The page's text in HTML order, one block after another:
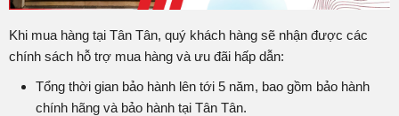
Khi mua hàng tại Tân Tân, quý khách hàng sẽ nhận được các
chính sách hỗ trợ mua hàng và ưu đãi hấp dẫn:
Tổng thời gian bảo hành lên tới 5 năm, bao gồm bảo hành
chính hãng và bảo hành tại Tân Tân.